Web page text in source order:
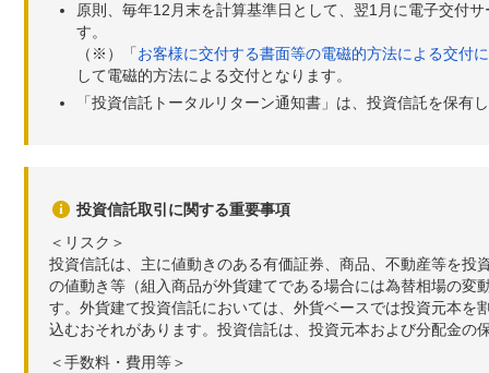
原則、毎年12月末を計算基準日として、翌1月に電子交付
す。
（※）「お客様に交付する書面等の電磁的方法による交付
して電磁的方法による交付となります。
「投資信託トータルリターン通知書」は、投資信託を保有
投資信託取引に関する重要事項
＜リスク＞
投資信託は、主に値動きのある有価証券、商品、不動産等を
の値動き等（組入商品が外貨建てである場合には為替相場の
す。外貨建て投資信託においては、外貨ベースでは投資元本
込むおそれがあります。投資信託は、投資元本および分配金の
＜手数料・費用等＞